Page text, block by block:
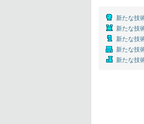
新たな技
新たな技
新たな技
新たな技
新たな技